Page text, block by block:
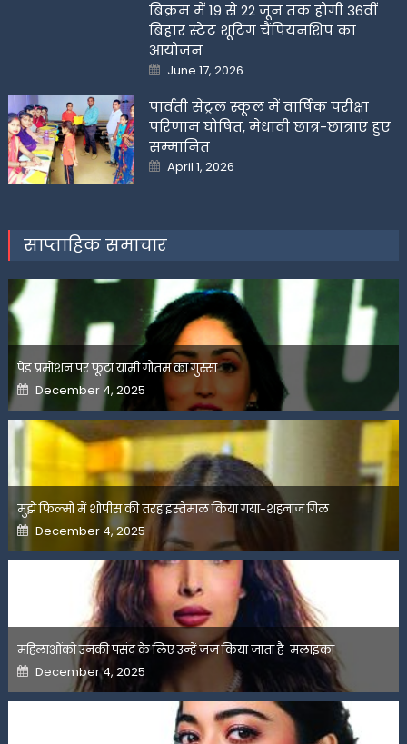
बिक्रम में 19 से 22 जून तक होगी 36वीं
बिहार स्टेट शूटिंग चैंपियनशिप का
आयोजन
Posted
on
June 17, 2026
पार्वती सेंट्रल स्कूल में वार्षिक परीक्षा
परिणाम घोषित, मेधावी छात्र-छात्राएं हुए
सम्मानित
Posted
on
April 1, 2026
साप्ताहिक समाचार
पेड प्रमोशन पर फूटा यामी गौतम का गुस्सा
Posted
on
December 4, 2025
मुझे फिल्मों में शोपीस की तरह इस्तेमाल किया गया-शहनाज गिल
Posted
on
December 4, 2025
महिलाओंको उनकी पसंद के लिए उन्हें जज किया जाता है-मलाइका
Posted
on
December 4, 2025